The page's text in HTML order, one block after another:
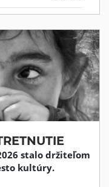
stalo držiteľom
kultúry.